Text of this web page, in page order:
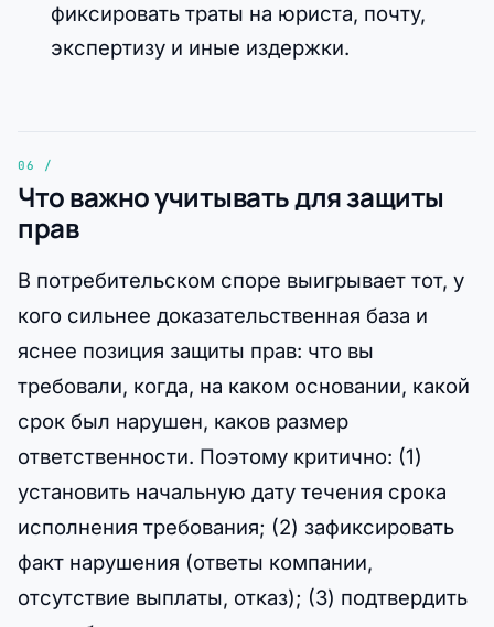
фиксировать траты на юриста, почту,
экспертизу и иные издержки.
Что важно учитывать для защиты
прав
В потребительском споре выигрывает тот, у
кого сильнее доказательственная база и
яснее позиция защиты прав: что вы
требовали, когда, на каком основании, какой
срок был нарушен, каков размер
ответственности. Поэтому критично: (1)
установить начальную дату течения срока
исполнения требования; (2) зафиксировать
факт нарушения (ответы компании,
отсутствие выплаты, отказ); (3) подтвердить